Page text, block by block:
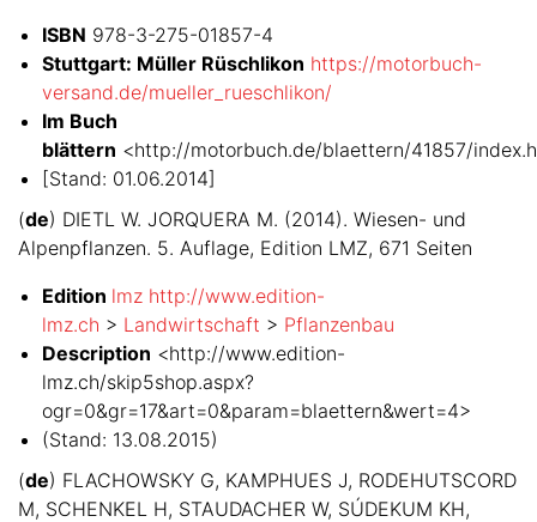
ISBN 978-3-275-01857-4
Stuttgart: Müller Rüschlikon https://motorbuch-
versand.de/mueller_rueschlikon/
Im Buch
blättern <http://motorbuch.de/blaettern/41857/
[Stand: 01.06.2014]
(de) DIETL W. JORQUERA M. (2014). Wiesen- und
Alpenpflanzen. 5. Auflage, Edition LMZ, 671 Seiten
Edition lmz http://www.edition-
lmz.ch > Landwirtschaft > Pflanzenbau
Description <http://www.edition-
lmz.ch/skip5shop.aspx?
ogr=0&gr=17&art=0&param=blaettern&wert=4>
(Stand: 13.08.2015)
(de) FLACHOWSKY G, KAMPHUES J, RODEHUTSCORD
M, SCHENKEL H, STAUDACHER W, SÚDEKUM KH,